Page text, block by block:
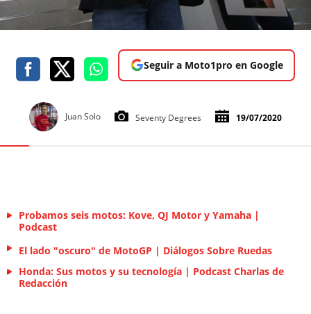
Seguir a Moto1pro en Google
Juan Solo Seventy Degrees 19/07/2020
Probamos seis motos: Kove, QJ Motor y Yamaha |
Podcast
El lado "oscuro" de MotoGP | Diálogos Sobre Ruedas
Honda: Sus motos y su tecnología | Podcast Charlas de
Redacción